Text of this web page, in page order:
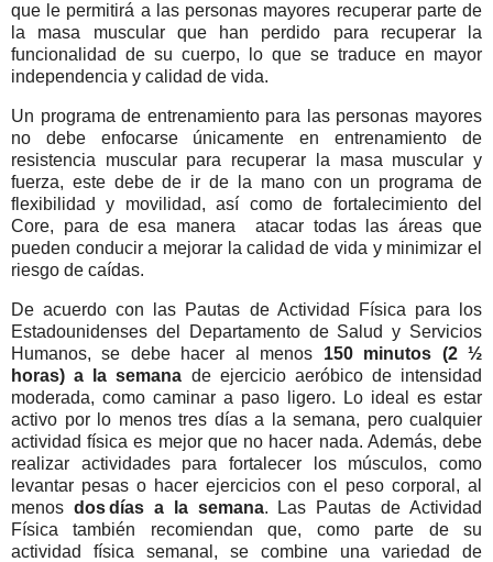
que le permitirá a las personas mayores recuperar parte de
la masa muscular que han perdido para recuperar la
funcionalidad de su cuerpo, lo que se traduce en mayor
independencia y calidad de vida.
Un programa de entrenamiento para las personas mayores
no debe enfocarse únicamente en entrenamiento de
resistencia muscular para recuperar la masa muscular y
fuerza, este debe de ir de la mano con un programa de
flexibilidad y movilidad, así como de fortalecimiento del
Core, para de esa manera
atacar todas las áreas que
pueden conducir a mejorar la calidad de vida y minimizar el
riesgo de caídas.
De acuerdo con las Pautas de Actividad Física para los
Estadounidenses del Departamento de Salud y Servicios
Humanos, se debe hacer al menos 150 minutos (2 ½
horas) a la semana de ejercicio aeróbico de intensidad
moderada, como caminar a paso ligero. Lo ideal es estar
activo por lo menos tres días a la semana, pero cualquier
actividad física es mejor que no hacer nada. Además, debe
realizar actividades para fortalecer los músculos, como
levantar pesas o hacer ejercicios con el peso corporal, al
menos dos días a la semana. Las Pautas de Actividad
Física también recomiendan que, como parte de su
actividad física semanal, se combine una variedad de